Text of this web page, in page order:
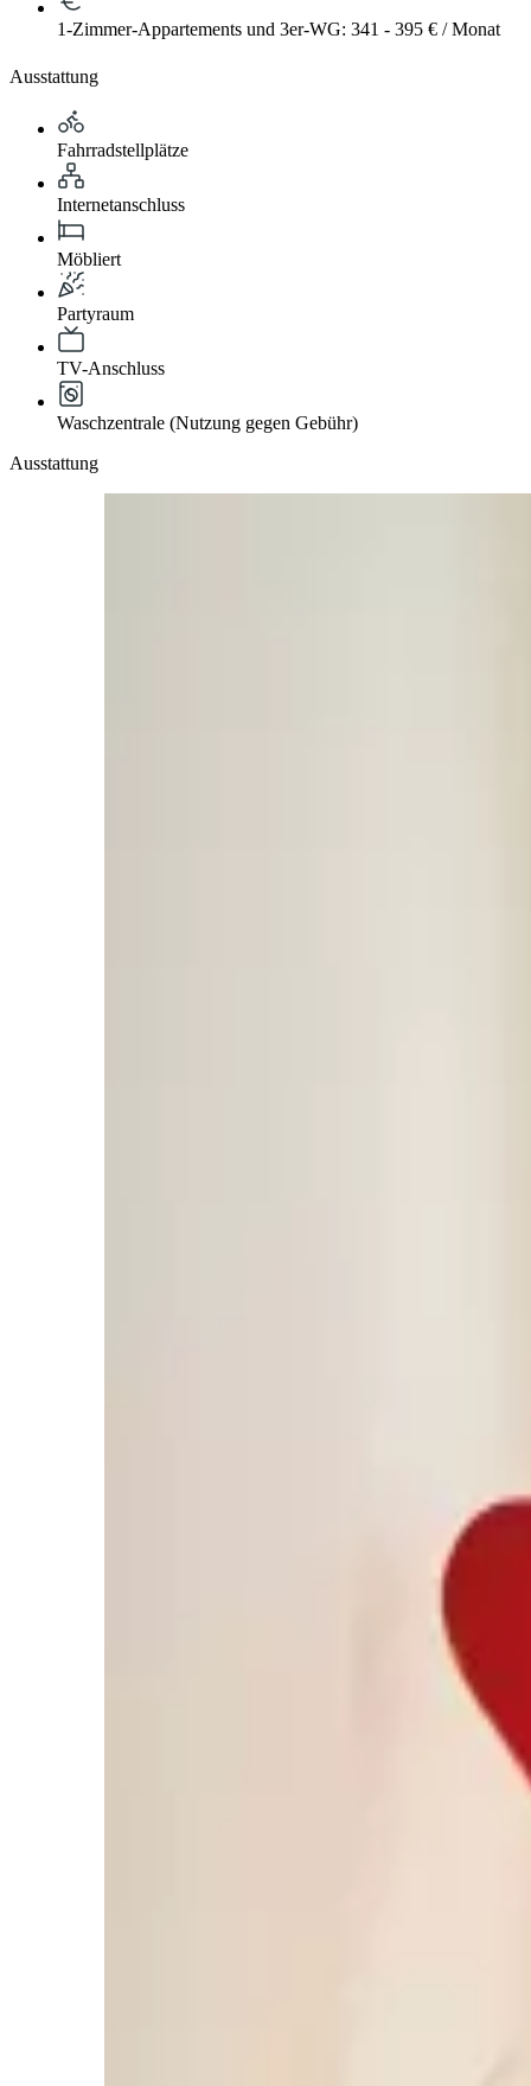
1-Zimmer-Appartements und 3er-WG: 341 - 395 € / Monat
Ausstattung
Fahrradstellplätze
Internetanschluss
Möbliert
Partyraum
TV-Anschluss
Waschzentrale (Nutzung gegen Gebühr)
Ausstattung